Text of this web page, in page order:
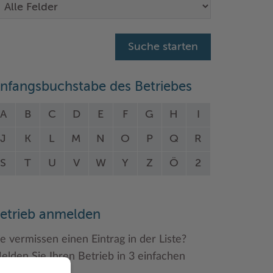
des Betriebes
A B C D E F G H
J K L M N O P Q R
S T U V W Y Z Ö 2
anmelden
vermissen einen Eintrag in der Liste?
Sie Ihren Betrieb in 3 einfachen